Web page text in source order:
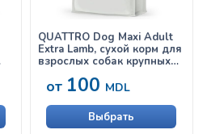
QUATTRO Dog Maxi Adult
Extra Lamb, cухой корм для
взрослых собак крупных
от 100 MDL
Выбрать